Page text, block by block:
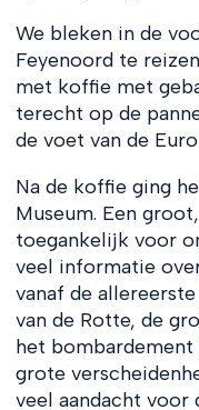
We bleken in de
Feyenoord te
met koffie met
terecht op de
de voet van de
Na de koffie ging
Museum. Een
toegankelijk voor
veel informatie
vanaf de
van de Rotte, de
het bombardement
grote
veel aandacht voor